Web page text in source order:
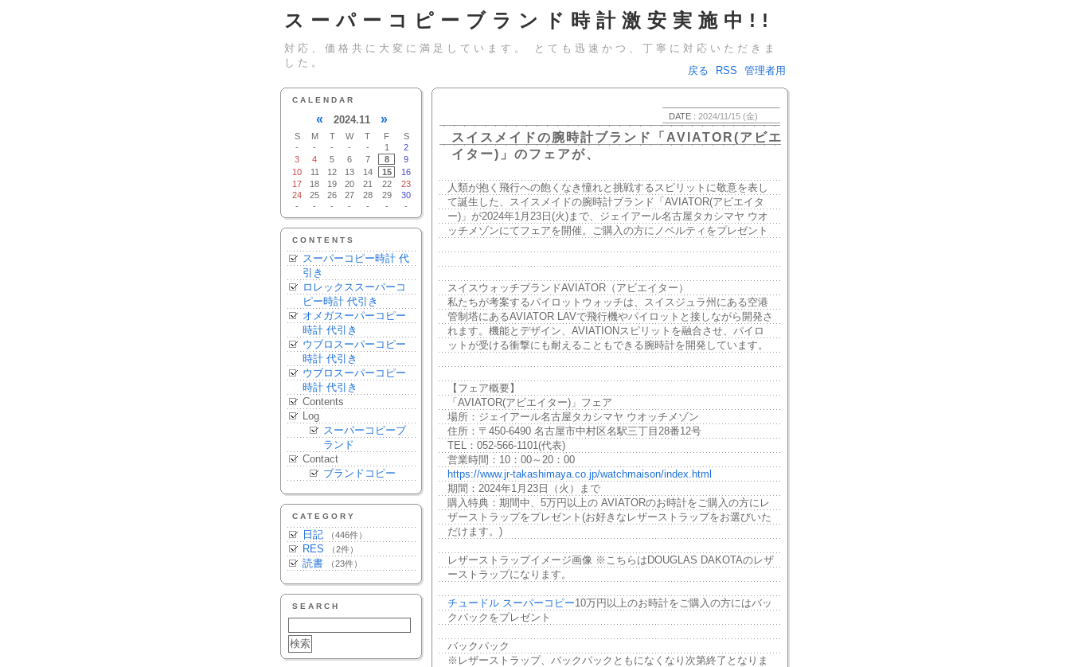
スーパーコピーブランド時計激安実施中!!
対応、価格共に大変に満足しています。 とても迅速かつ、丁寧に対応いただきま
した。
戻る RSS 管理者用
DATE : 2024/11/15 (金)
スイスメイドの腕時計ブランド「AVIATOR(アビエ
イター)」のフェアが、
人類が抱く飛行への飽くなき憧れと挑戦するスピリットに敬意を表し
て誕生した、スイスメイドの腕時計ブランド「AVIATOR(アビエイタ
ー)」が2024年1月23日(火)まで、ジェイアール名古屋タカシマヤ ウオ
ッチメゾンにてフェアを開催。ご購入の方にノベルティをプレゼント
スイスウォッチブランドAVIATOR（アビエイター）
私たちが考案するパイロットウォッチは、スイスジュラ州にある空港
管制塔にあるAVIATOR LAVで飛行機やパイロットと接しながら開発さ
れます。機能とデザイン、AVIATIONスピリットを融合させ、パイロ
ットが受ける衝撃にも耐えることもできる腕時計を開発しています。
【フェア概要】
「AVIATOR(アビエイター)」フェア
場所：ジェイアール名古屋タカシマヤ ウオッチメゾン
住所：〒450-6490 名古屋市中村区名駅三丁目28番12号
TEL：052-566-1101(代表)
営業時間：10：00～20：00
https://www.jr-takashimaya.co.jp/watchmaison/index.html
期間：2024年1月23日（火）まで
購入特典：期間中、5万円以上の AVIATORのお時計をご購入の方にレ
ザーストラップをプレゼント(お好きなレザーストラップをお選びいた
だけます。)
レザーストラップイメージ画像 ※こちらはDOUGLAS DAKOTAのレザ
ーストラップになります。
チュードル スーパーコピー10万円以上のお時計をご購入の方にはバッ
クパックをプレゼント
バックパック
※レザーストラップ、バックパックともになくなり次第終了となりま
CALENDAR
« 2024.11 »
S M T W T F
S
-
- - - - 1
2
3
4 5 6 7 8
9
10
11 12 13 14 15
16
17
18 19 20 21 22
23
24
25 26 27 28 29
30
-
- - - - - -
CONTENTS
スーパーコピー時計 代
引き
ロレックススーパーコ
ピー時計 代引き
オメガスーパーコピー
時計 代引き
ウブロスーパーコピー
時計 代引き
ウブロスーパーコピー
時計 代引き
Contents
Log
スーパーコピーブ
ランド
Contact
ブランドコピー
CATEGORY
日記 （446件）
RES （2件）
読書 （23件）
SEARCH